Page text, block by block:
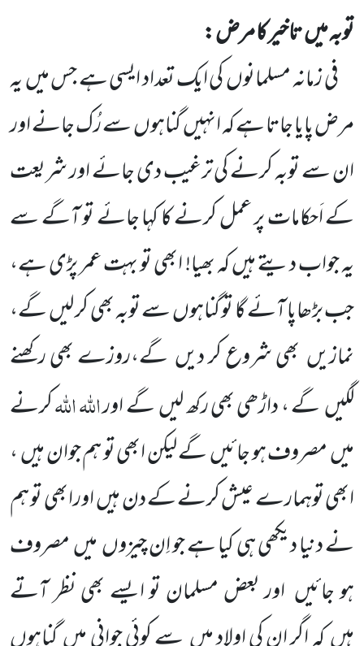
توبہ میںتاخیر کا مرض:
فی زمانہ مسلمانوںکی ایک تعداد ایسی ہے جس میںیہ
مرض پایا جاتا ہے کہ انہیںگناہوںسے رُک جانے اور
ان سے توبہ کرنے کی ترغیب دی جائے اور شریعت
کے اَحکامات پر عمل کرنے کا کہا جائے تو آگے سے
یہ جواب دیتے ہیں کہ بھیا! ابھی تو بہت عمر پڑی ہے،
جب بڑھاپا آئے گا تو گناہوںسے توبہ بھی کر لیںگے،
نمازیں بھی شروع کر دیں گے،روزے بھی رکھنے
لگیںگے ، داڑھی بھی رکھ لیںگے اوراللّٰہ اللّٰہکرنے
میںمصروف ہو جائیںگے لیکن ابھی تو ہمجوان ہیں،
ابھی توہمارے عیش کرنے کے دن ہیںاورابھی تو ہم
نے دنیا دیکھی ہی کیا ہے جو اِن چیزوںمیںمصروف
ہو جائیں اور بعض مسلمان تو ایسے بھی نظر آتے